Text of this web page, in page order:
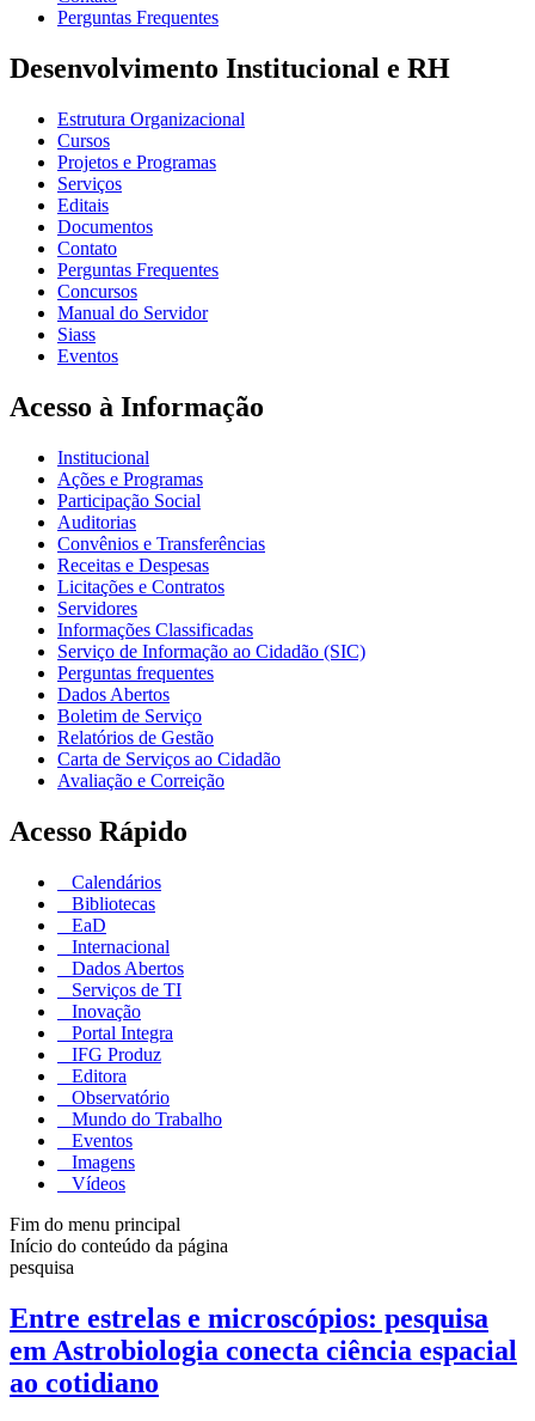
Perguntas Frequentes
Desenvolvimento Institucional e RH
Estrutura Organizacional
Cursos
Projetos e Programas
Serviços
Editais
Documentos
Contato
Perguntas Frequentes
Concursos
Manual do Servidor
Siass
Eventos
Acesso à Informação
Institucional
Ações e Programas
Participação Social
Auditorias
Convênios e Transferências
Receitas e Despesas
Licitações e Contratos
Servidores
Informações Classificadas
Serviço de Informação ao Cidadão (SIC)
Perguntas frequentes
Dados Abertos
Boletim de Serviço
Relatórios de Gestão
Carta de Serviços ao Cidadão
Avaliação e Correição
Acesso Rápido
Calendários
Bibliotecas
EaD
Internacional
Dados Abertos
Serviços de TI
Inovação
Portal Integra
IFG Produz
Editora
Observatório
Mundo do Trabalho
Eventos
Imagens
Vídeos
Fim do menu principal
Início do conteúdo da página
pesquisa
Entre estrelas e microscópios: pesquisa
em Astrobiologia conecta ciência espacial
ao cotidiano